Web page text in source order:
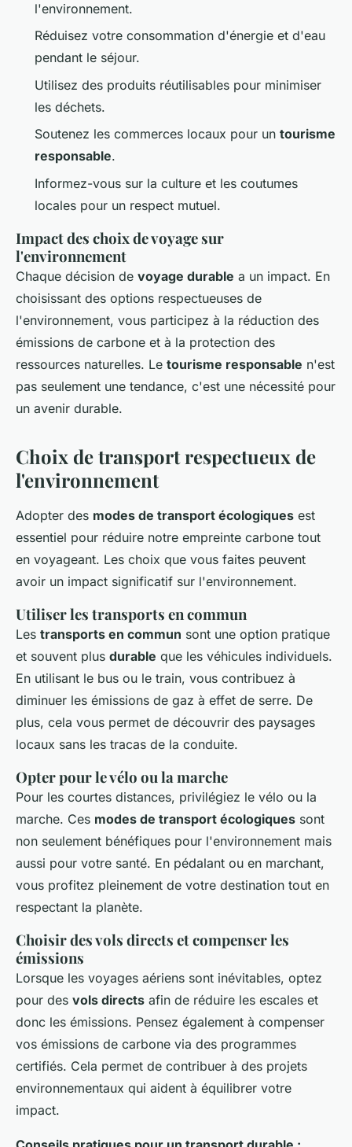
l'environnement.
Réduisez votre consommation d'énergie et d'eau
pendant le séjour.
Utilisez des produits réutilisables pour minimiser
les déchets.
Soutenez les commerces locaux pour un tourisme
responsable.
Informez-vous sur la culture et les coutumes
locales pour un respect mutuel.
Impact des choix de voyage sur
l'environnement
Chaque décision de voyage durable a un impact. En
choisissant des options respectueuses de
l'environnement, vous participez à la réduction des
émissions de carbone et à la protection des
ressources naturelles. Le tourisme responsable n'est
pas seulement une tendance, c'est une nécessité pour
un avenir durable.
Choix de transport respectueux de
l'environnement
Adopter des modes de transport écologiques est
essentiel pour réduire notre empreinte carbone tout
en voyageant. Les choix que vous faites peuvent
avoir un impact significatif sur l'environnement.
Utiliser les transports en commun
Les transports en commun sont une option pratique
et souvent plus durable que les véhicules individuels.
En utilisant le bus ou le train, vous contribuez à
diminuer les émissions de gaz à effet de serre. De
plus, cela vous permet de découvrir des paysages
locaux sans les tracas de la conduite.
Opter pour le vélo ou la marche
Pour les courtes distances, privilégiez le vélo ou la
marche. Ces modes de transport écologiques sont
non seulement bénéfiques pour l'environnement mais
aussi pour votre santé. En pédalant ou en marchant,
vous profitez pleinement de votre destination tout en
respectant la planète.
Choisir des vols directs et compenser les
émissions
Lorsque les voyages aériens sont inévitables, optez
pour des vols directs afin de réduire les escales et
donc les émissions. Pensez également à compenser
vos émissions de carbone via des programmes
certifiés. Cela permet de contribuer à des projets
environnementaux qui aident à équilibrer votre
impact.